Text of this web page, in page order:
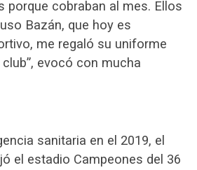
porque cobraban al mes. Ellos
Bazán, que hoy es
me regaló su uniforme
evocó con mucha
sanitaria en el 2019, el
el estadio Campeones del 36